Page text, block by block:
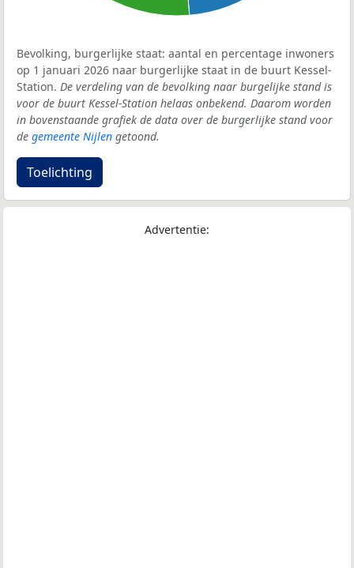
Bevolking, burgerlijke staat: aantal en percentage inwoners
op 1 januari 2026 naar burgerlijke staat in de buurt Kessel-
Station. De verdeling van de bevolking naar burgelijke stand is
voor de buurt Kessel-Station helaas onbekend. Daarom worden
in bovenstaande grafiek de data over de burgerlijke stand voor
de gemeente Nijlen getoond.
Toelichting
Advertentie: